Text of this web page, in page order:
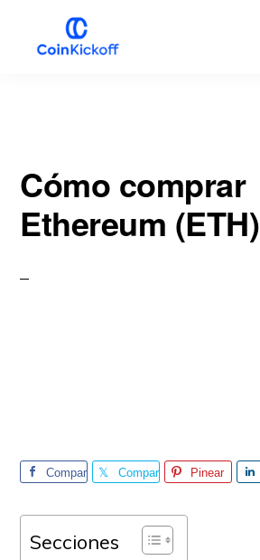
Cómo comprar
Ethereum (ETH)
Compar
Compar
Pinear
Secciones